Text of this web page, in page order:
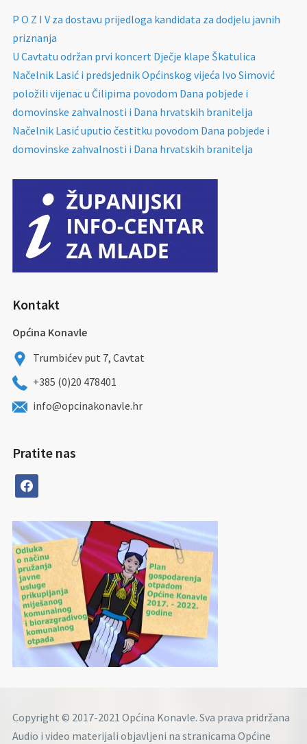
P O Z I V za dostavu prijedloga kandidata za dodjelu javnih
priznanja
U Cavtatu održan prvi koncert Dječje klape Škatulica
Načelnik Lasić i predsjednik Općinskog vijeća Ivo Simović
položili vijenac u Čilipima povodom Dana pobjede i
domovinske zahvalnosti i Dana hrvatskih branitelja
Načelnik Lasić uputio čestitku povodom Dana pobjede i
domovinske zahvalnosti i Dana hrvatskih branitelja
Kontakt
Općina Konavle
Trumbićev put 7, Cavtat
+385 (0)20 478401
info@opcinakonavle.hr
Pratite nas
facebook
Copyright © 2017-2021 Općina Konavle. Sva prava pridržana
Audio i video materijali objavljeni na stranicama Općine